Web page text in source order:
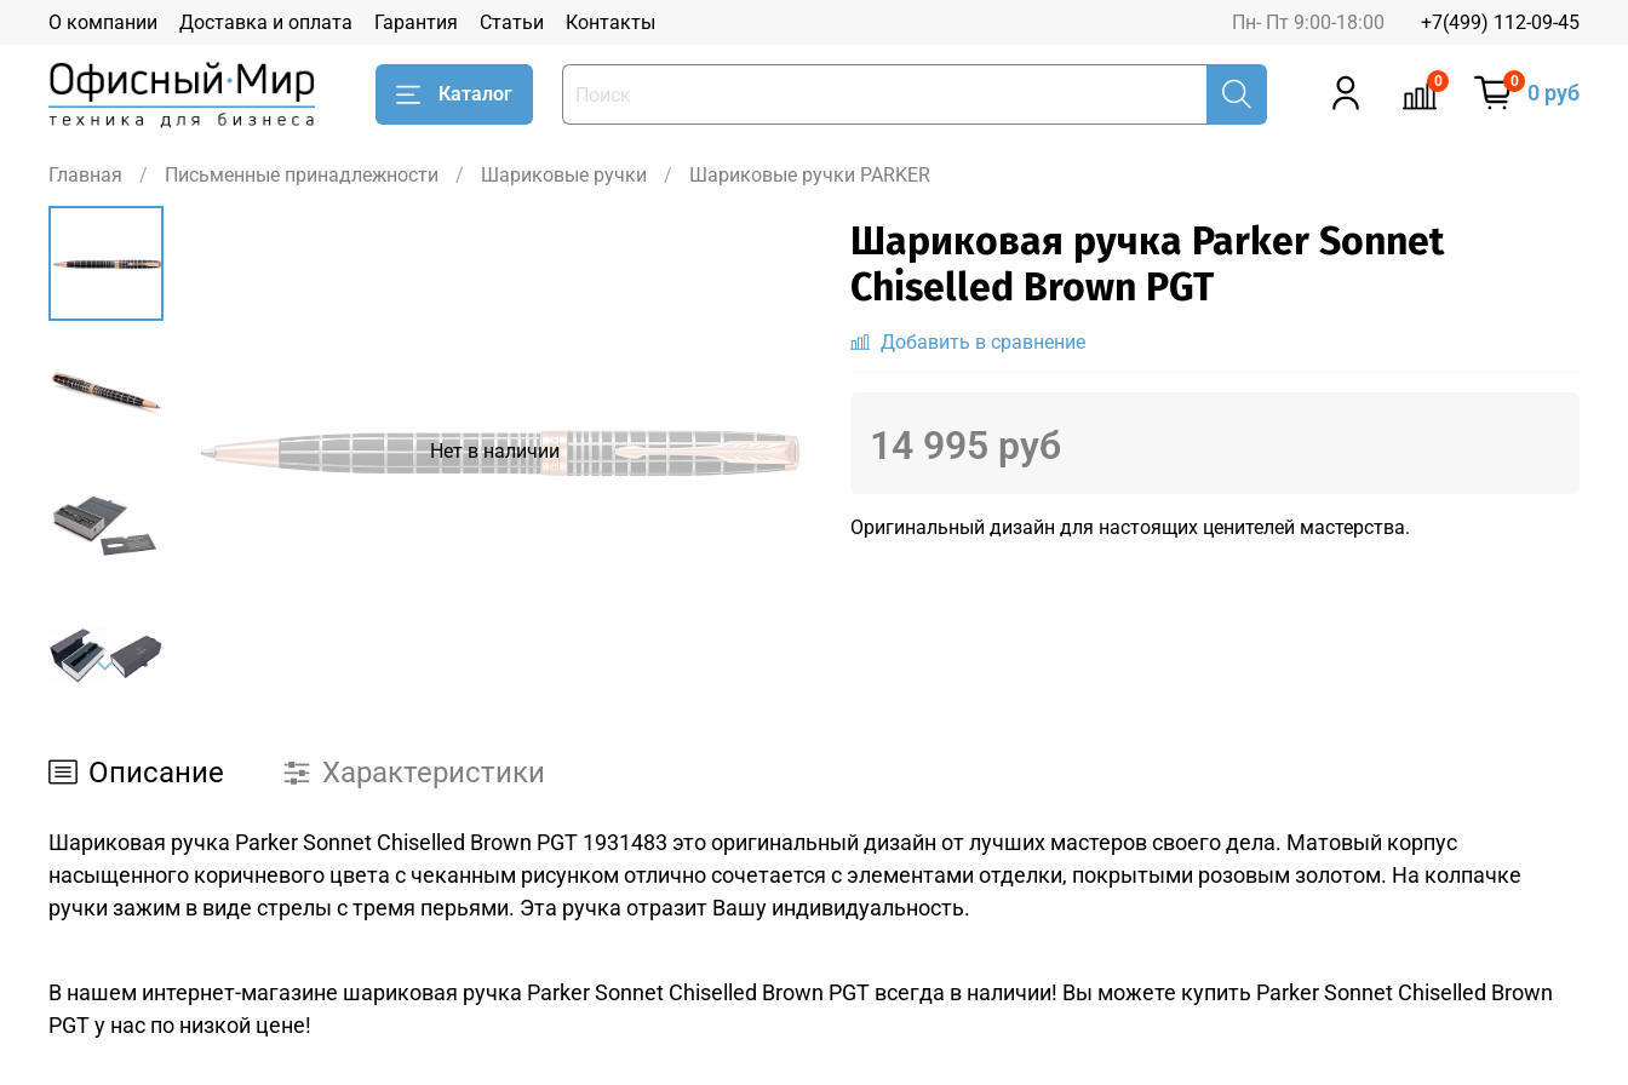
О компании Доставка и оплата Гарантия Статьи Контакты Пн- Пт 9:00-18:00 +7(499) 112-09-45
Каталог
0 0 0 руб
Главная Письменные принадлежности Шариковые ручки Шариковые ручки PARKER
Нет в наличии
Шариковая ручка Parker Sonnet
Chiselled Brown PGT
Добавить в сравнение
14 995 руб
Оригинальный дизайн для настоящих ценителей мастерства.
Описание Характеристики
Шариковая ручка Parker Sonnet Chiselled Brown PGT 1931483 это оригинальный дизайн от лучших мастеров своего дела. Матовый корпус
насыщенного коричневого цвета с чеканным рисунком отлично сочетается с элементами отделки, покрытыми розовым золотом. На колпачке
ручки зажим в виде стрелы с тремя перьями. Эта ручка отразит Вашу индивидуальность.
В нашем интернет-магазине шариковая ручка Parker Sonnet Chiselled Brown PGT всегда в наличии! Вы можете купить Parker Sonnet Chiselled Brown
PGT у нас по низкой цене!